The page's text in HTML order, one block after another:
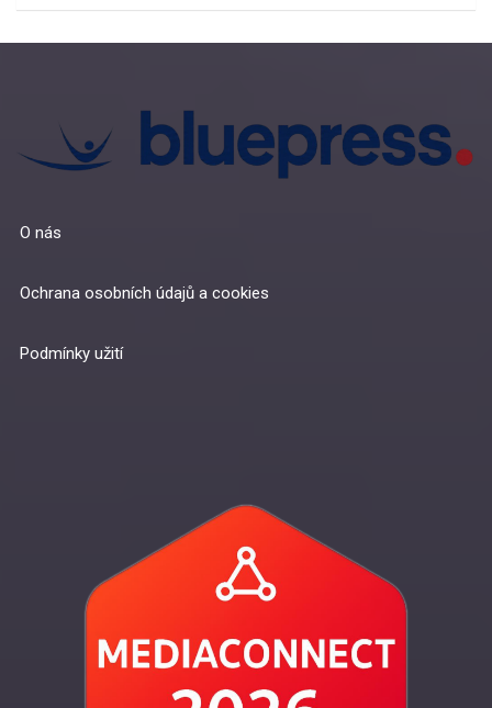
O nás
Ochrana osobních údajů a cookies
Podmínky užití